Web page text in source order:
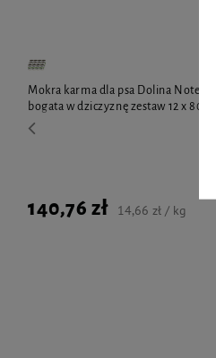
Mokra karma dla psa Dolina Noteci
bogata w dziczyznę zestaw 12 x 800 g
140,76 zł 14,66 zł / kg